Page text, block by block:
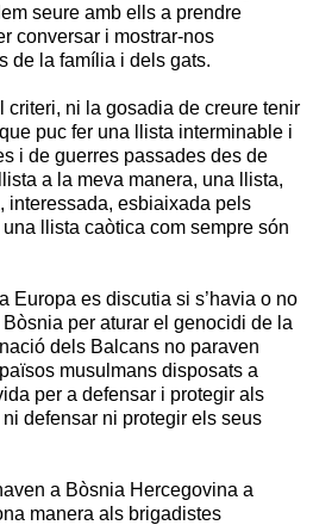
seure amb ells a prendre
conversar i mostrar-nos
de la família i dels gats.
criteri, ni la gosadia de creure tenir
puc fer una llista interminable i
i de guerres passades des de
a la meva manera, una llista,
interessada, esbiaixada pels
llista caòtica com sempre són
Europa es discutia si s’havia o no
per aturar el genocidi de la
dels Balcans no paraven
musulmans disposats a
per a defensar i protegir als
defensar ni protegir els seus
a Bòsnia Hercegovina a
manera als brigadistes